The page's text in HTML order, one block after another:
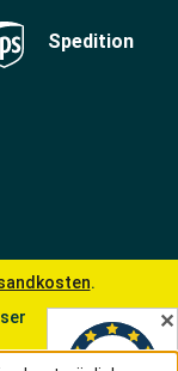
Spedition
.
✕